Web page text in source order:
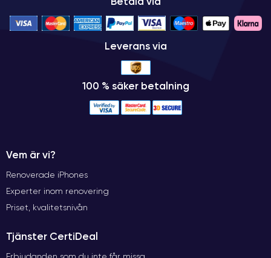
Leverans via
100 % säker betalning
Vem är vi?
Renoverade iPhones
Experter inom renovering
Priset, kvalitetsnivån
Tjänster CertiDeal
Erbjudanden som du inte får missa